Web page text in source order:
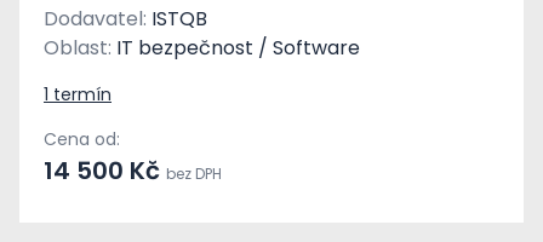
Dodavatel: ISTQB
Oblast: IT bezpečnost / Software
1 termín
Cena od:
14 500 Kč bez DPH